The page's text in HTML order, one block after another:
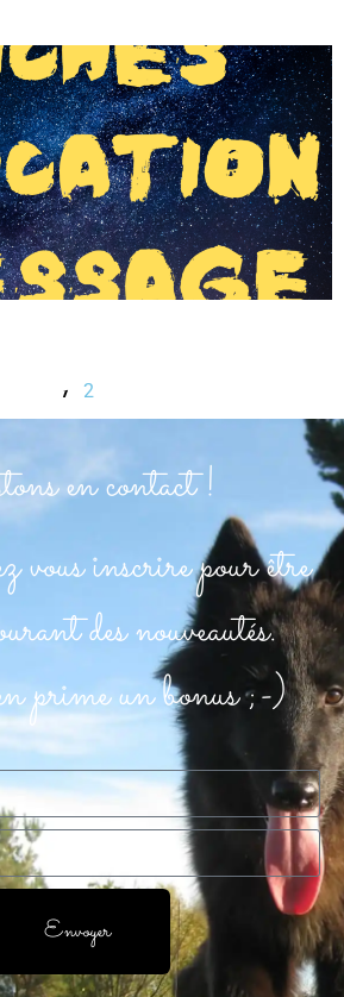
1 2
en contact !
vous inscrire pour être
des nouveautés.
prime un bonus ;-)
Envoyer